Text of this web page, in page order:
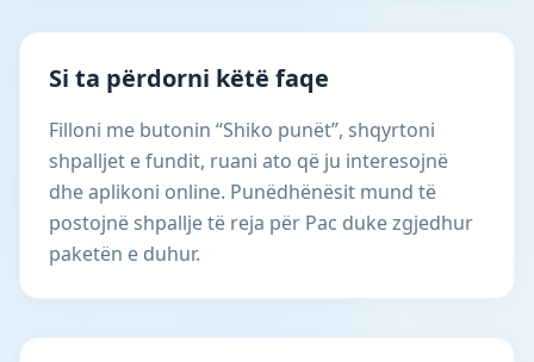
Si ta përdorni këtë faqe
Filloni me butonin “Shiko punët”, shqyrtoni
shpalljet e fundit, ruani ato që ju interesojnë
dhe aplikoni online. Punëdhënësit mund të
postojnë shpallje të reja për Pac duke zgjedhur
paketën e duhur.